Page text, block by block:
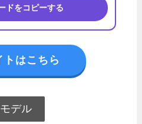
ドをコピーする
トはこちら
デル